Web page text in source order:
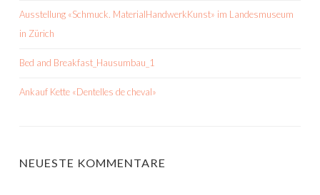
Ausstellung «Schmuck. MaterialHandwerkKunst» im Landesmuseum
in Zürich
Bed and Breakfast_Hausumbau_1
Ankauf Kette «Dentelles de cheval»
NEUESTE KOMMENTARE